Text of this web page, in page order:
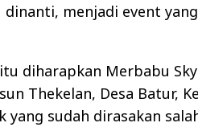
menjadi event
diharapkan Merbabu
Thekelan, Desa Batur,
sudah dirasakan